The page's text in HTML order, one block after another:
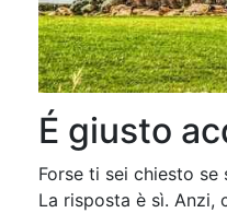
É giusto
Forse ti sei chiesto
La risposta è sì. Anzi,